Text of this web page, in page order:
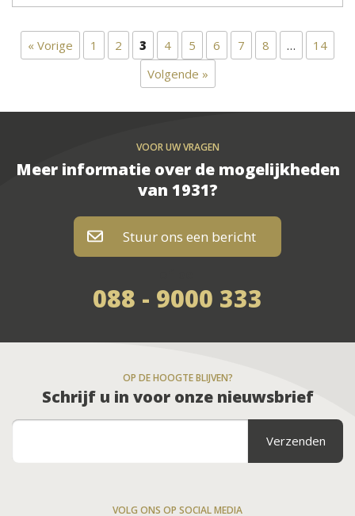
« Vorige 1 2 3 4 5 6 7 8 …
14
Volgende »
VOOR UW VRAGEN
Meer informatie over de mogelijkheden
van 1931?
Stuur ons een bericht
088 - 9000 333
OP DE HOOGTE BLIJVEN?
Schrijf u in voor onze nieuwsbrief
VOLG ONS OP SOCIAL MEDIA